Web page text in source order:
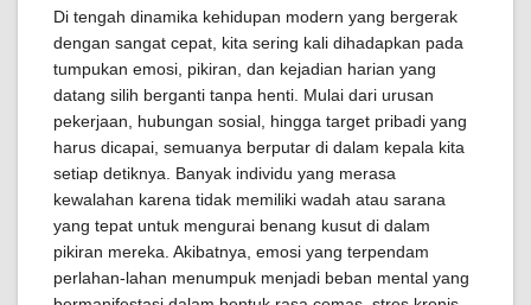
Di tengah dinamika kehidupan modern yang bergerak
dengan sangat cepat, kita sering kali dihadapkan pada
tumpukan emosi, pikiran, dan kejadian harian yang
datang silih berganti tanpa henti. Mulai dari urusan
pekerjaan, hubungan sosial, hingga target pribadi yang
harus dicapai, semuanya berputar di dalam kepala kita
setiap detiknya. Banyak individu yang merasa
kewalahan karena tidak memiliki wadah atau sarana
yang tepat untuk mengurai benang kusut di dalam
pikiran mereka. Akibatnya, emosi yang terpendam
perlahan-lahan menumpuk menjadi beban mental yang